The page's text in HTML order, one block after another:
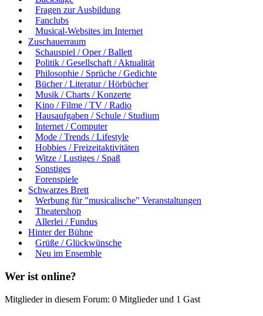
Fragen zur Ausbildung
Fanclubs
Musical-Websites im Internet
Zuschauerraum
Schauspiel / Oper / Ballett
Politik / Gesellschaft / Aktualität
Philosophie / Sprüche / Gedichte
Bücher / Literatur / Hörbücher
Musik / Charts / Konzerte
Kino / Filme / TV / Radio
Hausaufgaben / Schule / Studium
Internet / Computer
Mode / Trends / Lifestyle
Hobbies / Freizeitaktivitäten
Witze / Lustiges / Spaß
Sonstiges
Forenspiele
Schwarzes Brett
Werbung für "musicalische" Veranstaltungen
Theatershop
Allerlei / Fundus
Hinter der Bühne
Grüße / Glückwünsche
Neu im Ensemble
Wer ist online?
Mitglieder in diesem Forum: 0 Mitglieder und 1 Gast